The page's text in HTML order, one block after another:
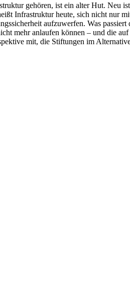
gehören, ist ein alter Hut. Neu
Infrastruktur heute, sich nicht nur
aufzuwerfen. Was
mehr anlaufen können – und die
mit, die Stiftungen im